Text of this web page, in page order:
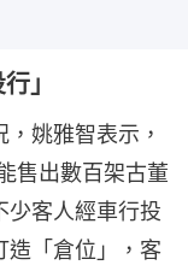
」
姚雅智表示，
售出數百架古董
少客人經車行投
造「倉位」，客